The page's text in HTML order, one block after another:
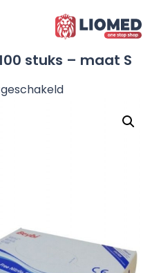
stuks – maat S
voor
Handschoenen